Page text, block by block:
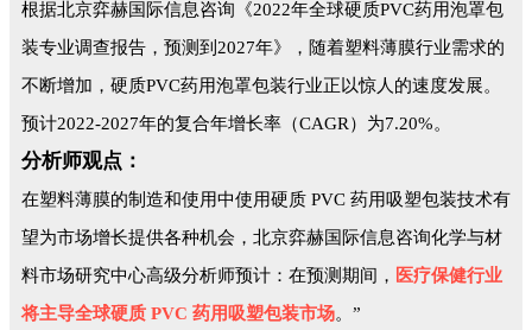
根据北京弈赫国际信息咨询《2022年全球硬质PVC药用泡罩包
装专业调查报告，预测到2027年》，随着塑料薄膜行业需求的
不断增加，硬质PVC药用泡罩包装行业正以惊人的速度发展。
预计2022-2027年的复合年增长率（CAGR）为7.20%。
分析师观点：
在塑料薄膜的制造和使用中使用硬质 PVC 药用吸塑包装技术有
望为市场增长提供各种机会，北京弈赫国际信息咨询化学与材
料市场研究中心高级分析师预计：在预测期间， 医疗保健行业
将主导全球硬质 PVC 药用吸塑包装市场。”